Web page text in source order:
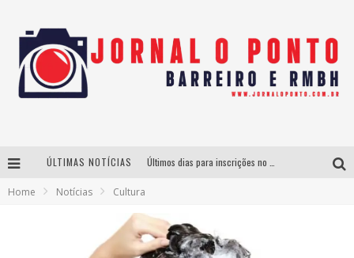
ÚLTIMAS NOTÍCIAS
Home Notícias Cultura